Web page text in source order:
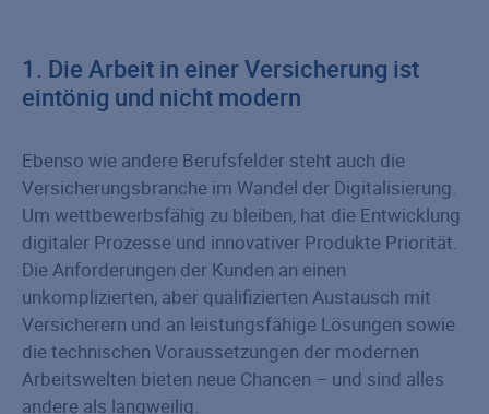
1. Die Arbeit in einer Versicherung ist
eintönig und nicht modern
Ebenso wie andere Berufsfelder steht auch die
Versicherungsbranche im Wandel der Digitalisierung.
Um wettbewerbsfähig zu bleiben, hat die Entwicklung
digitaler Prozesse und innovativer Produkte Priorität.
Die Anforderungen der Kunden an einen
unkomplizierten, aber qualifizierten Austausch mit
Versicherern und an leistungsfähige Lösungen sowie
die technischen Voraussetzungen der modernen
Arbeitswelten bieten neue Chancen – und sind alles
andere als langweilig.